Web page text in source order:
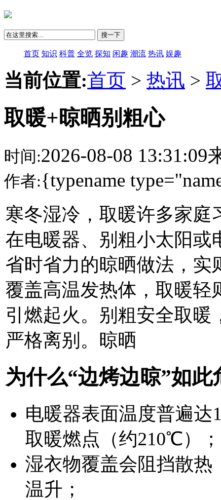
搜一下
首页 知识 科普 全览 探知 闲趣 潮流 热讯 娱趣
当前位置:首页 > 热讯 >
取暖+晾晒别粗心
时间:2026-08-08 13:31:09
作者:{typename
寒冬湿冷，取暖许多家庭
在电暖器、别粗小太阳或
省时省力的晾晒做法，实
覆盖高温发热体，取暖轻
引燃起火。别粗安全取暖
严格离别。晾晒
为什么“边烤边晾”如此
电暖器表面温度普遍达
取暖燃点（约210℃）；
湿衣物覆盖会阻挡散热
温升；